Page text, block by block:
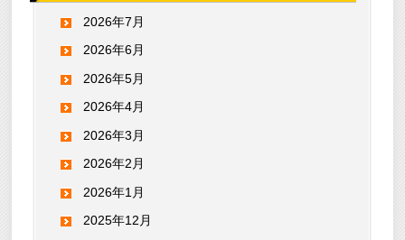
2026年7月
2026年6月
2026年5月
2026年4月
2026年3月
2026年2月
2026年1月
2025年12月